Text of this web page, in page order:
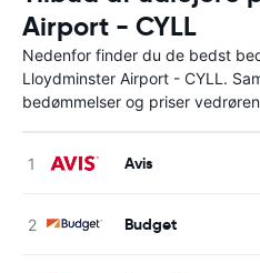
Airport - CYLL
Nedenfor finder du de bedst
Lloydminster Airport - CYLL.
bedømmelser og priser
Avis
Budget